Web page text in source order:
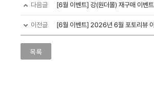
다음글 [6월 이벤트] 강(원더몰) 재구매 이벤
이전글 [6월 이벤트] 2026년 6월 포토리뷰
목록